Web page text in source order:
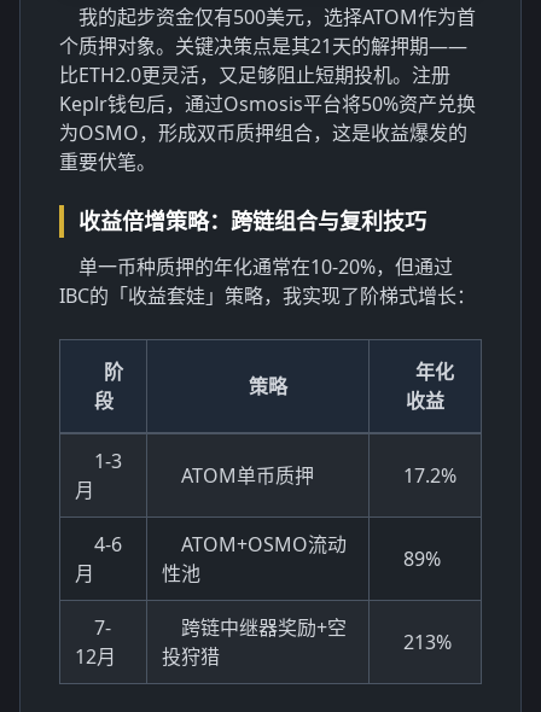
我的起步资金仅有500美元，选择ATOM作为首
个质押对象。关键决策点是其21天的解押期——
比ETH2.0更灵活，又足够阻止短期投机。注册
Keplr钱包后，通过Osmosis平台将50%资产兑换
为OSMO，形成双币质押组合，这是收益爆发的
重要伏笔。
收益倍增策略：跨链组合与复利技巧
单一币种质押的年化通常在10-20%，但通过
IBC的「收益套娃」策略，我实现了阶梯式增长：
阶
段
策略
年化
收益
1-3
月
ATOM单币质押 17.2%
4-6
月
ATOM+OSMO流动
性池
89%
7-
12月
跨链中继器奖励+空
投狩猎
213%